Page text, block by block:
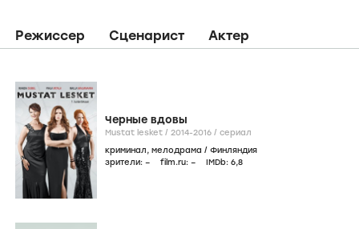
Режиссер Сценарист Актер
Черные вдовы
Mustat lesket / 2014-2016 / сериал
криминал, мелодрама / Финляндия
зрители: – film.ru: – IMDb: 6,8